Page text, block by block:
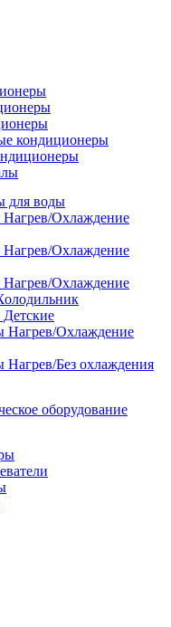
кондиционеры
для воды
Охлаждение
Охлаждение
Охлаждение
Нагрев/Охлаждение
Нагрев/Без охлаждения
оборудование